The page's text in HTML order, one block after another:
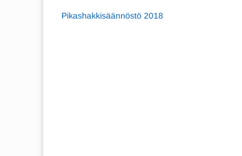
Pikashakkisäännöstö 2018